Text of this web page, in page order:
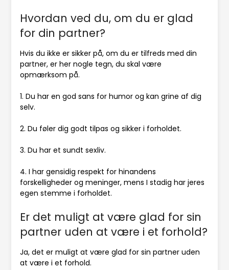
Hvordan ved du, om du er glad
for din partner?
Hvis du ikke er sikker på, om du er tilfreds med din
partner, er her nogle tegn, du skal være
opmærksom på.
1. Du har en god sans for humor og kan grine af dig
selv.
2. Du føler dig godt tilpas og sikker i forholdet.
3. Du har et sundt sexliv.
4. I har gensidig respekt for hinandens
forskelligheder og meninger, mens I stadig har jeres
egen stemme i forholdet.
Er det muligt at være glad for sin
partner uden at være i et forhold?
Ja, det er muligt at være glad for sin partner uden
at være i et forhold.